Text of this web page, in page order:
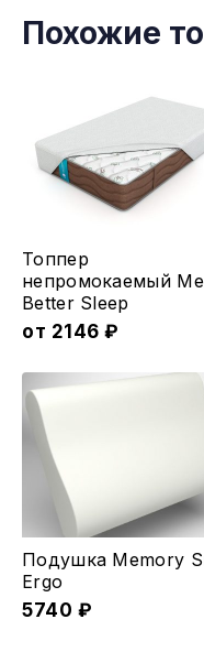
Похожие
Этот
товар
имеет
несколько
вариаций.
Опции
можно
выбрать
странице
Топпер
непромокаемый
Better Sleep
от 2146 ₽
Подушка Memory
Ergo
5740 ₽